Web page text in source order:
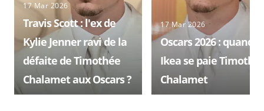
17 Mar 2026
Travis Scott : l'ex de
Kylie Jenner ravi de la
défaite de Timothée
Chalamet aux Oscars ?
17 Mar 2026
Oscars 2026 : quand
Ikea se paie
Chalamet